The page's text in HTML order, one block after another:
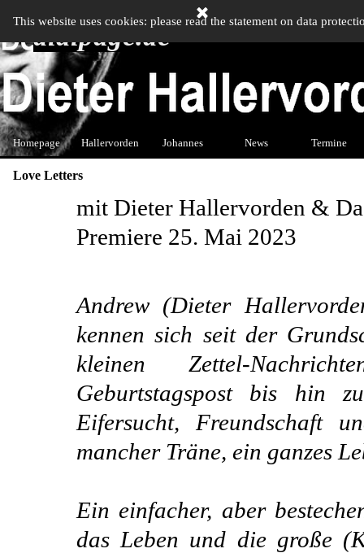
This website uses cookies: please read the statement on data
didipage.de
Homepage Hallervorden ▼
Johannes ▼
News ▼
Termine
Love Letters
mit Dieter Hallervorden &
Premiere 25. Mai 2023
Andrew (Dieter
kennen sich seit der
kleinen Zettel-
Geburtstagspost bis hin
Eifersucht, Freundschaft
mancher Träne, ein ganzes
Ein einfacher, aber
das Leben und die große